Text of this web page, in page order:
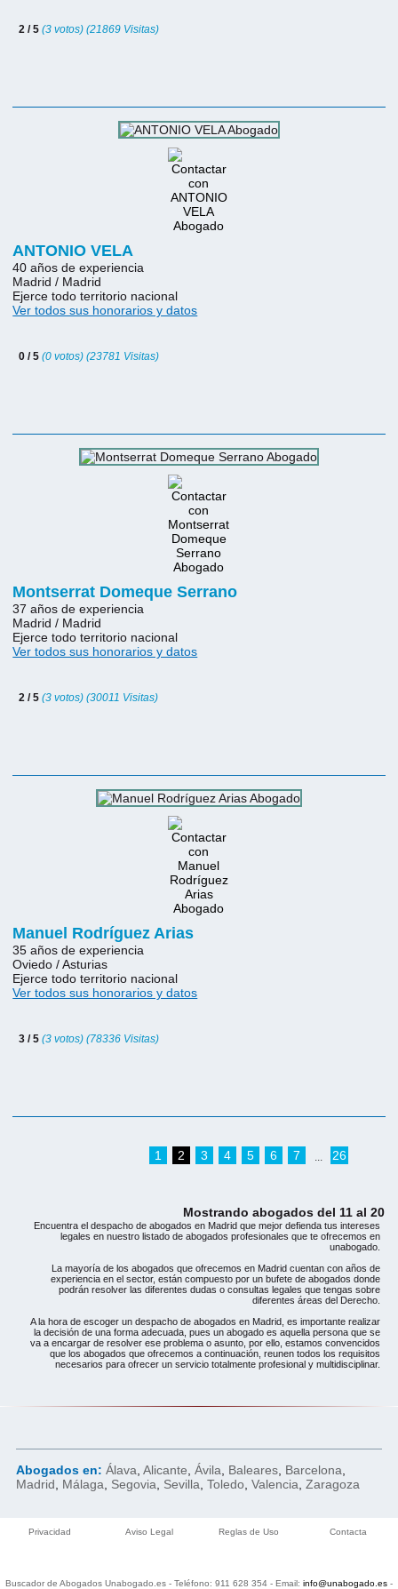
2 / 5(3 votos) (21869 Visitas)
ANTONIO VELA
40 años de experiencia
Madrid / Madrid
Ejerce todo territorio nacional
Ver todos sus honorarios y datos
0 / 5(0 votos) (23781 Visitas)
Montserrat Domeque Serrano
37 años de experiencia
Madrid / Madrid
Ejerce todo territorio nacional
Ver todos sus honorarios y datos
2 / 5(3 votos) (30011 Visitas)
Manuel Rodríguez Arias
35 años de experiencia
Oviedo / Asturias
Ejerce todo territorio nacional
Ver todos sus honorarios y datos
3 / 5(3 votos) (78336 Visitas)
1 2 3 4 5 6 7 26
Mostrando abogados del 11 al 20
Encuentra el despacho de abogados en Madrid que mejor defienda tus intereses
legales en nuestro listado de abogados profesionales que te ofrecemos en
unabogado.
La mayoría de los abogados que ofrecemos en Madrid cuentan con años de
experiencia en el sector, están compuesto por un bufete de abogados donde
podrán resolver las diferentes dudas o consultas legales que tengas sobre
diferentes áreas del Derecho.
A la hora de escoger un despacho de abogados en Madrid, es importante realizar
la decisión de una forma adecuada, pues un abogado es aquella persona que se
va a encargar de resolver ese problema o asunto, por ello, estamos convencidos
que los abogados que ofrecemos a continuación, reunen todos los requisitos
necesarios para ofrecer un servicio totalmente profesional y multidisciplinar.
Abogados en: Álava, Alicante, Ávila, Baleares, Barcelona,
Madrid, Málaga, Segovia, Sevilla, Toledo, Valencia, Zaragoza
Privacidad Aviso Legal Reglas de Uso Contacta
Buscador de Abogados Unabogado.es - Teléfono: 911 628 354 - Email: info@unabogado.es -